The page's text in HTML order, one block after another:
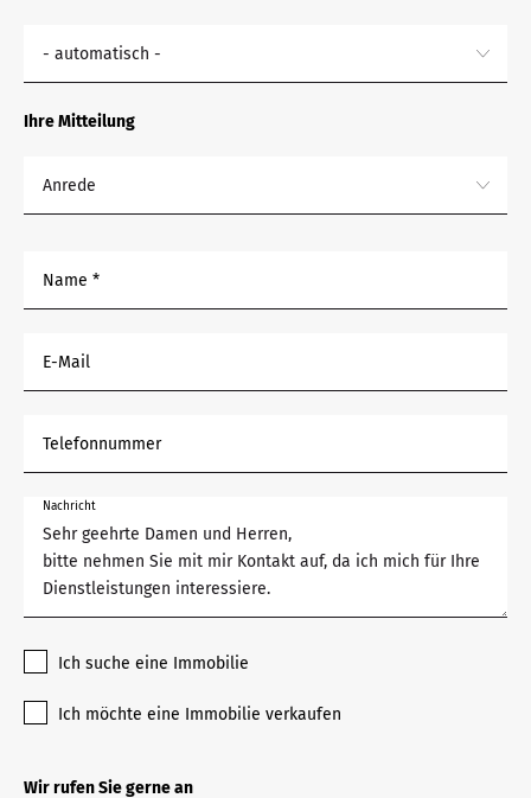
- automatisch -
Ihre Mitteilung
Anrede
Name *
E-Mail
Telefonnummer
Nachricht
Ich suche eine Immobilie
Ich möchte eine Immobilie verkaufen
Wir rufen Sie gerne an